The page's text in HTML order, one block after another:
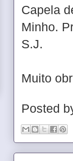
Capela
Minho.
S.J.
Muito
Posted